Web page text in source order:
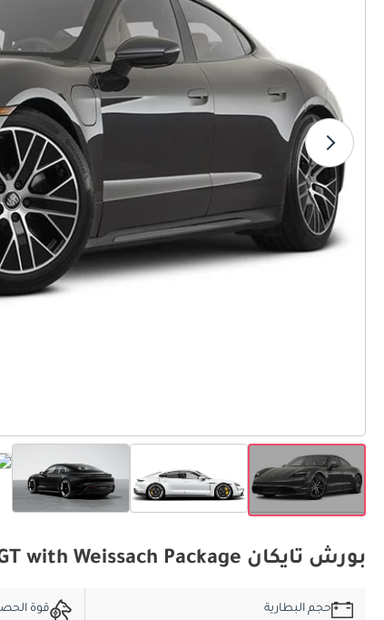
بورش تايكان Turbo GT with Weissach Package المواصفات الأساسية
حجم البطارية قوة